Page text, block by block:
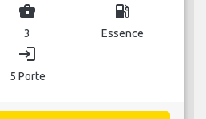
business_center
3
local_gas_station
Essence
login
5 Porte